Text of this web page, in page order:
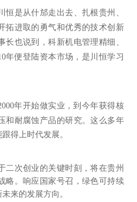
是从什邡走出去、扎根贵州、
拓进取的勇气和优秀的技术创新
也说到，科新机电管理精细、
年便登陆资本市场，是川恒学习
年开始做实业，到今年获得核
和耐腐蚀产品的研究。这么多年
得上时代发展。
二次创业的关键时刻，将在贵州
略。响应国家号召，绿色可持续
来的发展方向。